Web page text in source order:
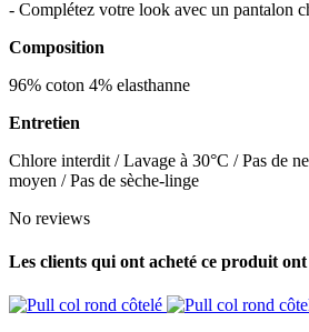
- Complétez votre look avec un pantalon
Composition
96% coton 4% elasthanne
Entretien
Chlore interdit / Lavage à 30°C / Pas de
moyen / Pas de sèche-linge
No reviews
Les clients qui ont acheté ce produit ont